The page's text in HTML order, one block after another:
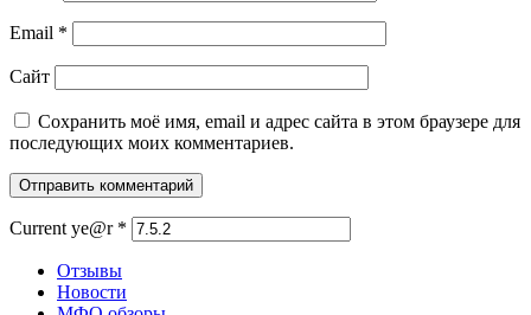
Email *
Сайт
Сохранить моё имя, email и адрес сайта в этом браузере для
последующих моих комментариев.
Current ye@r *
Отзывы
Новости